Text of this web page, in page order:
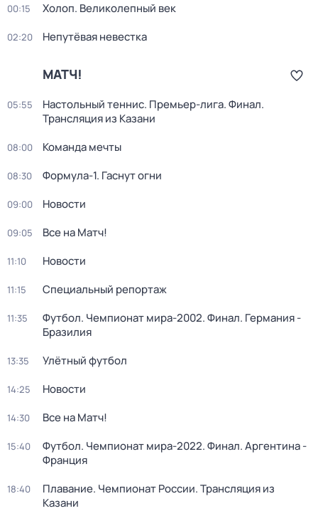
00:15 Холоп. Великолепный век
02:20 Непутёвая невестка
МАТЧ!
05:55
Настольный теннис. Премьер-лига. Финал.
Трансляция из Казани
08:00 Команда мечты
08:30 Формула-1. Гаснут огни
09:00 Новости
09:05 Все на Матч!
11:10 Новости
11:15 Специальный репортаж
11:35
Футбол. Чемпионат мира-2002. Финал. Германия -
Бразилия
13:35 Улётный футбол
14:25 Новости
14:30 Все на Матч!
15:40
Футбол. Чемпионат мира-2022. Финал. Аргентина -
Франция
18:40
Плавание. Чемпионат России. Трансляция из
Казани